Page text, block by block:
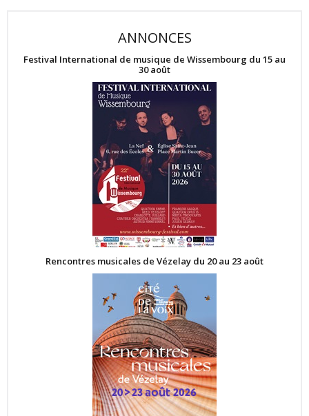
ANNONCES
Festival International de musique de Wissembourg du 15 au
30 août
Rencontres musicales de Vézelay du 20 au 23 août